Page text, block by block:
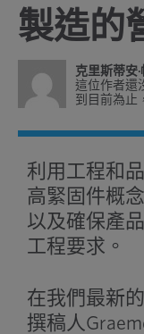
製造的
克里斯蒂安·
這位作者還
到目前為止
利用工程和
高緊固件概
以及確保產
工程要求。
在我們最新的
撰稿人